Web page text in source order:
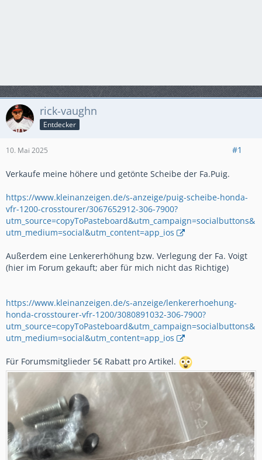
rick-vaughn
Entdecker
10. Mai 2025 #1
Verkaufe meine höhere und getönte Scheibe der Fa.Puig.
https://www.kleinanzeigen.de/s-anzeige/puig-scheibe-honda-
vfr-1200-crosstourer/3067652912-306-7900?
utm_source=copyToPasteboard&utm_campaign=socialbuttons&
utm_medium=social&utm_content=app_ios
Außerdem eine Lenkererhöhung bzw. Verlegung der Fa. Voigt
(hier im Forum gekauft; aber für mich nicht das Richtige)
https://www.kleinanzeigen.de/s-anzeige/lenkererhoehung-
honda-crosstourer-vfr-1200/3080891032-306-7900?
utm_source=copyToPasteboard&utm_campaign=socialbuttons&
utm_medium=social&utm_content=app_ios
Für Forumsmitglieder 5€ Rabatt pro Artikel.